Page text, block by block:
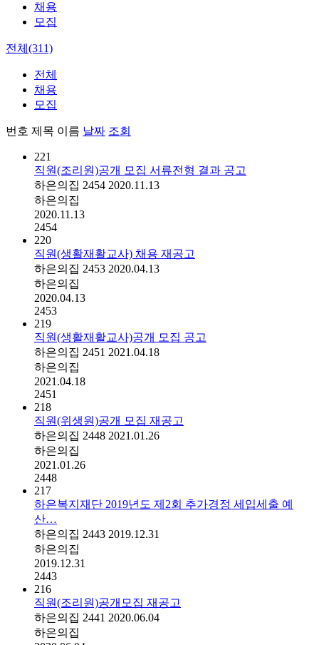
채용
모집
전체(311)
전체
채용
모집
번호 제목 이름 날짜 조회
221
직원(조리원)공개 모집 서류전형 결과 공고
하은의집 2454 2020.11.13
하은의집
2020.11.13
2454
220
직원(생활재활교사) 채용 재공고
하은의집 2453 2020.04.13
하은의집
2020.04.13
2453
219
직원(생활재활교사)공개 모집 공고
하은의집 2451 2021.04.18
하은의집
2021.04.18
2451
218
직원(위생원)공개 모집 재공고
하은의집 2448 2021.01.26
하은의집
2021.01.26
2448
217
하은복지재단 2019년도 제2회 추가경정 세입세출 예
산…
하은의집 2443 2019.12.31
하은의집
2019.12.31
2443
216
직원(조리원)공개모집 재공고
하은의집 2441 2020.06.04
하은의집